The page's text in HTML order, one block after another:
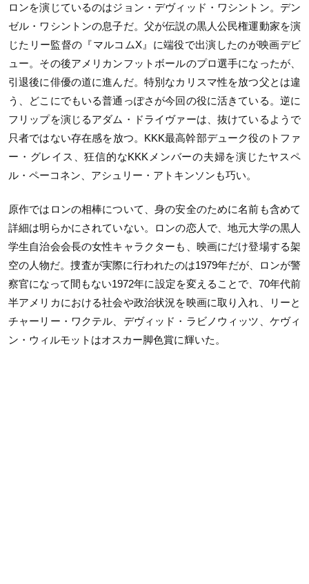
ロンを演じているのはジョン・デヴィッド・ワシントン。デン
ゼル・ワシントンの息子だ。父が伝説の黒人公民権運動家を演
じたリー監督の『マルコムX』に端役で出演したのが映画デビ
ュー。その後アメリカンフットボールのプロ選手になったが、
引退後に俳優の道に進んだ。特別なカリスマ性を放つ父とは違
う、どこにでもいる普通っぽさが今回の役に活きている。逆に
フリップを演じるアダム・ドライヴァーは、抜けているようで
只者ではない存在感を放つ。KKK最高幹部デューク役のトファ
ー・グレイス、狂信的なKKKメンバーの夫婦を演じたヤスペ
ル・ペーコネン、アシュリー・アトキンソンも巧い。
原作ではロンの相棒について、身の安全のために名前も含めて
詳細は明らかにされていない。ロンの恋人で、地元大学の黒人
学生自治会会長の女性キャラクターも、映画にだけ登場する架
空の人物だ。捜査が実際に行われたのは1979年だが、ロンが警
察官になって間もない1972年に設定を変えることで、70年代前
半アメリカにおける社会や政治状況を映画に取り入れ、リーと
チャーリー・ワクテル、デヴィッド・ラビノウィッツ、ケヴィ
ン・ウィルモットはオスカー脚色賞に輝いた。